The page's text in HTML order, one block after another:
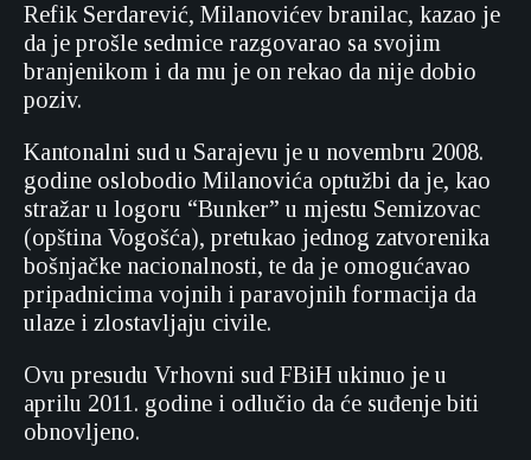
Refik Serdarević, Milanovićev branilac, kazao je
da je prošle sedmice razgovarao sa svojim
branjenikom i da mu je on rekao da nije dobio
poziv.
Kantonalni sud u Sarajevu je u novembru 2008.
godine oslobodio Milanovića optužbi da je, kao
stražar u logoru “Bunker” u mjestu Semizovac
(opština Vogošća), pretukao jednog zatvorenika
bošnjačke nacionalnosti, te da je omogućavao
pripadnicima vojnih i paravojnih formacija da
ulaze i zlostavljaju civile.
Ovu presudu Vrhovni sud FBiH ukinuo je u
aprilu 2011. godine i odlučio da će suđenje biti
obnovljeno.